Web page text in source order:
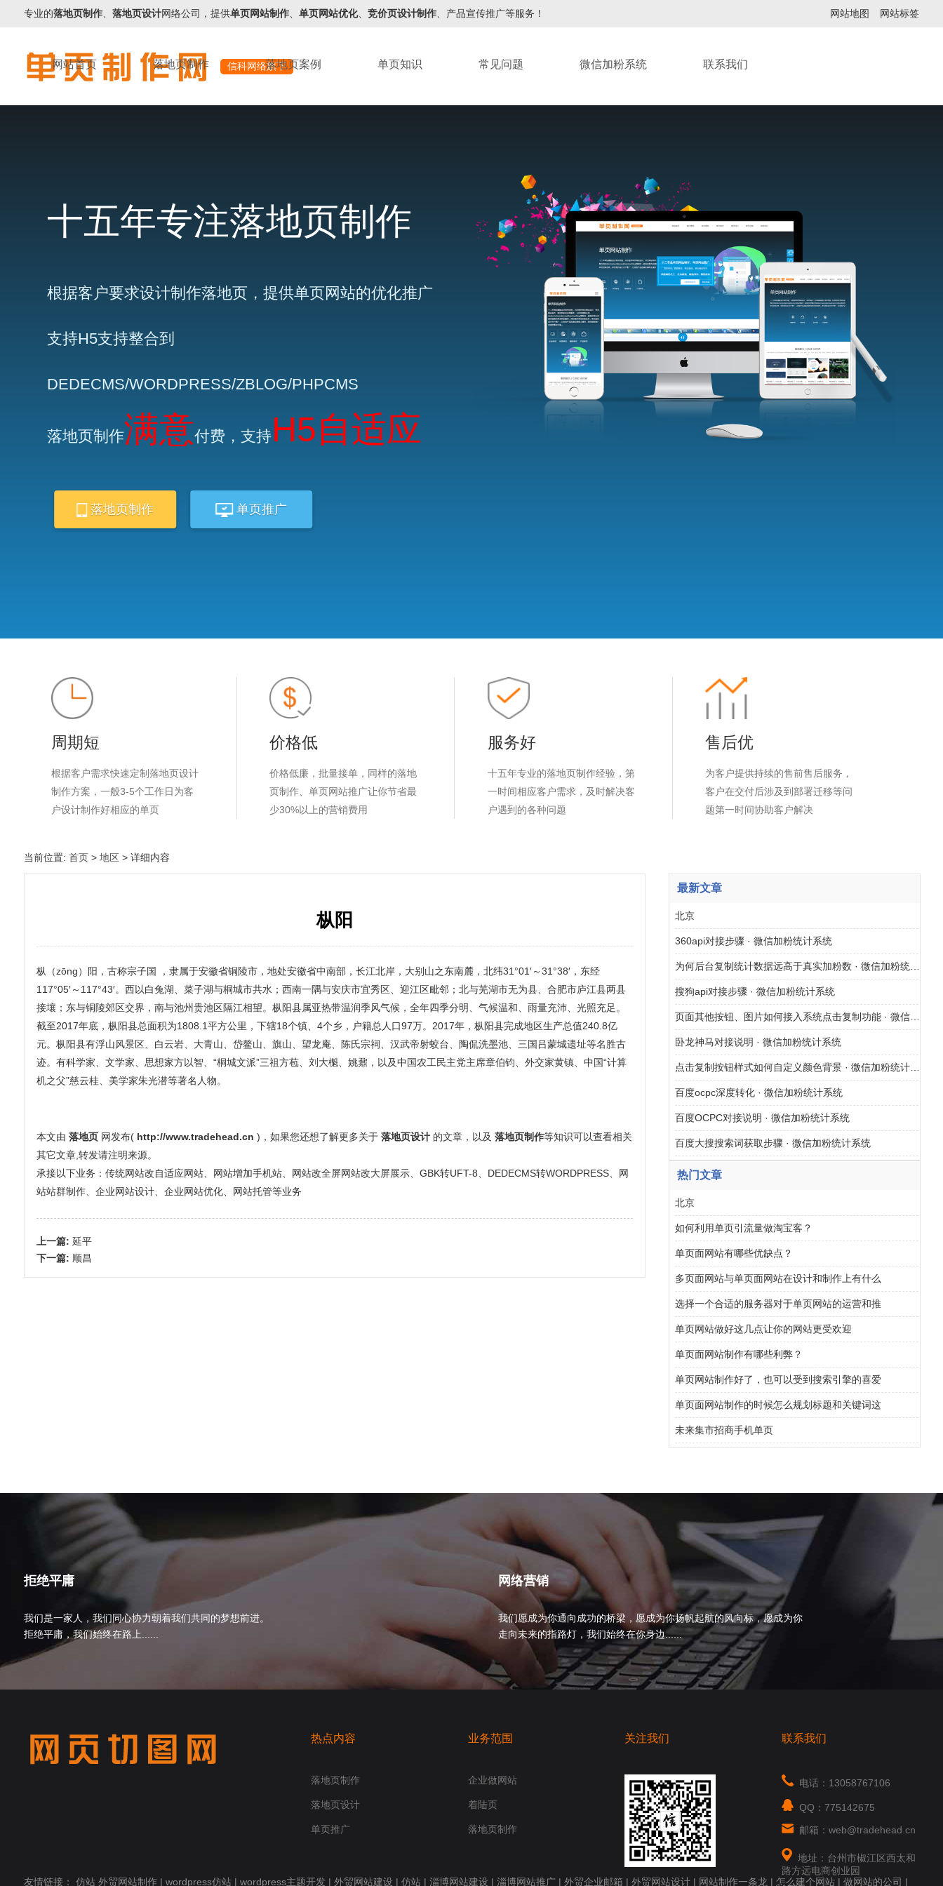
专业的落地页制作、 落地页设计网络公司，提供单页网站制作、 单页网站优化、 竞价页设计制作、产品宣传推广等服务！ 网站地图 网站标签
信科网络旗下
网站首页 落地页制作 落地页案例 单页知识 常见问题 微信加粉系统 联系我们
十五年专注落地页制作
根据客户要求设计制作落地页，提供单页网站的优化推广
支持H5支持整合到
DEDECMS/WORDPRESS/ZBLOG/PHPCMS
落地页制作满意付费，支持H5自适应
落地页制作 单页推广
周期短
根据客户需求快速定制落地页设计
制作方案，一般3-5个工作日为客
户设计制作好相应的单页
价格低
价格低廉，批量接单，同样的落地
页制作、单页网站推广让你节省最
少30%以上的营销费用
服务好
十五年专业的落地页制作经验，第
一时间相应客户需求，及时解决客
户遇到的各种问题
售后优
为客户提供持续的售前售后服务，
客户在交付后涉及到部署迁移等问
题第一时间协助客户解决
当前位置: 首页> 地区> 详细内容
枞阳
枞（zōng）阳，古称宗子国 ，隶属于安徽省铜陵市，地处安徽省中南部，长江北岸，大别山之东南麓，北纬31°01′～31°38′，东经
117°05′～117°43′。西以白兔湖、菜子湖与桐城市共水；西南一隅与安庆市宜秀区、迎江区毗邻；北与芜湖市无为县、合肥市庐江县两县
接壤；东与铜陵郊区交界，南与池州贵池区隔江相望。枞阳县属亚热带温润季风气候，全年四季分明、气候温和、雨量充沛、光照充足。
截至2017年底，枞阳县总面积为1808.1平方公里，下辖18个镇、4个乡，户籍总人口97万。2017年，枞阳县完成地区生产总值240.8亿
元。枞阳县有浮山风景区、白云岩、大青山、岱鳌山、旗山、望龙庵、陈氏宗祠、汉武帝射蛟台、陶侃洗墨池、三国吕蒙城遗址等名胜古
迹。有科学家、文学家、思想家方以智、“桐城文派”三祖方苞、刘大櫆、姚鼐，以及中国农工民主党主席章伯钧、外交家黄镇、中国“计算
机之父”慈云桂、美学家朱光潜等著名人物。
本文由 落地页 网发布( http://www.tradehead.cn )，如果您还想了解更多关于落地页设计 的文章，以及落地页制作等知识可以查看相关
其它文章,转发请注明来源。
承接以下业务：传统网站改自适应网站、网站增加手机站、网站改全屏网站改大屏展示、GBK转UFT-8、DEDECMS转WORDPRESS、网
站站群制作、企业网站设计、企业网站优化、网站托管等业务
上一篇:延平
下一篇: 顺昌
最新文章
北京
360api对接步骤 · 微信加粉统计系统
为何后台复制统计数据远高于真实加粉数 · 微信加粉统计系统
搜狗api对接步骤 · 微信加粉统计系统
页面其他按钮、图片如何接入系统点击复制功能 · 微信加粉统计系统
卧龙神马对接说明 · 微信加粉统计系统
点击复制按钮样式如何自定义颜色背景 · 微信加粉统计系统
百度ocpc深度转化 · 微信加粉统计系统
百度OCPC对接说明 · 微信加粉统计系统
百度大搜搜索词获取步骤 · 微信加粉统计系统
热门文章
北京
如何利用单页引流量做淘宝客？
单页面网站有哪些优缺点？
多页面网站与单页面网站在设计和制作上有什么
选择一个合适的服务器对于单页网站的运营和推
单页网站做好这几点让你的网站更受欢迎
单页面网站制作有哪些利弊？
单页网站制作好了，也可以受到搜索引擎的喜爱
单页面网站制作的时候怎么规划标题和关键词这
未来集市招商手机单页
拒绝平庸
我们是一家人，我们同心协力朝着我们共同的梦想前进。
拒绝平庸，我们始终在路上......
网络营销
我们愿成为你通向成功的桥梁，愿成为你扬帆起航的风向标，愿成为你
走向未来的指路灯，我们始终在你身边......
热点内容
落地页制作
落地页设计
单页推广
业务范围
企业做网站
着陆页
落地页制作
关注我们 联系我们
电话：13058767106
QQ：775142675
邮箱：web@tradehead.cn
地址：台州市椒江区西太和
路方远电商创业园
友情链接： 仿站 外贸网站制作| wordpress仿站| wordpress主题开发| 外贸网站建设 | 仿站| 淄博网站建设 | 淄博网站推广| 外贸企业邮箱 | 外贸网站设计| 网站制作一条龙 | 怎么建个网站| 做网站的公司 |